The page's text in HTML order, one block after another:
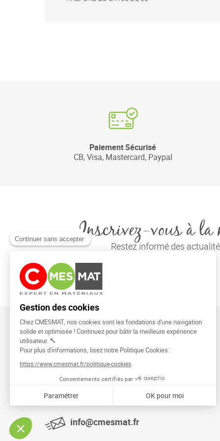
Paiement Sécurisé
CB, Visa, Mastercard, Paypal
Inscrivez-vous à la
Restez informé des
CMESMAT
91026 EVRY COURCOURONNES
info@cmesmat.fr